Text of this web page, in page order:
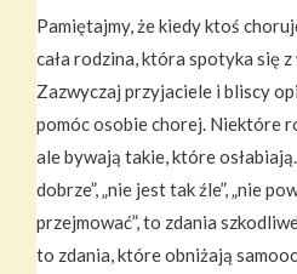
Pamiętajmy, że kiedy ktoś
cała rodzina, która spotyka się
Zazwyczaj przyjaciele i bliscy
pomóc osobie chorej. Niektóre
ale bywają takie, które
dobrze”, „nie jest tak źle”, „nie
przejmować”, to zdania
to zdania, które obniżają